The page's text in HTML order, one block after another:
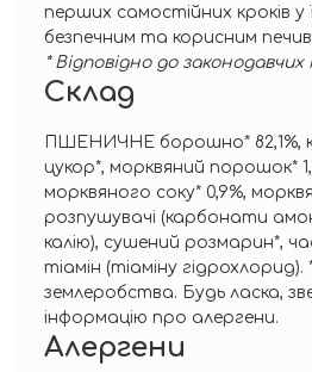
перших самостійних кроків у
безпечним та корисним
* Відповідно до
Склад
ПШЕНИЧНЕ борошно* 82,1%,
цукор*, морквяний порошок*
морквяного соку* 0,9%,
розпушувачі (карбонати
калію), сушений розмарин*,
тіамін (тіаміну гідрохлорид).
землеробства. Будь ласка,
інформацію про алергени.
Алергени